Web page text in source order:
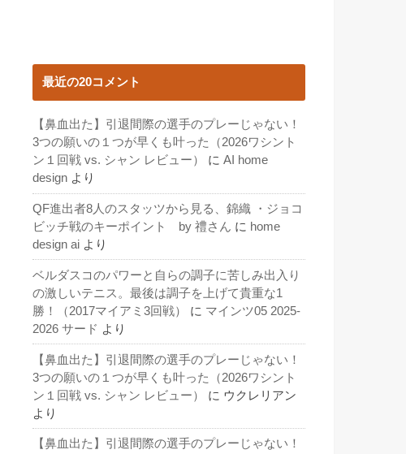
最近の20コメント
【鼻血出た】引退間際の選手のプレーじゃない！
3つの願いの１つが早くも叶った（2026ワシント
ン１回戦 vs. シャン レビュー）
に AI home
design より
QF進出者8人のスタッツから見る、錦織 ・ジョコ
ビッチ戦のキーポイント by 禮さん に home
design ai より
ベルダスコのパワーと自らの調子に苦しみ出入り
の激しいテニス。最後は調子を上げて貴重な1
勝！（2017マイアミ3回戦）
に マインツ05 2025-
2026 サード より
【鼻血出た】引退間際の選手のプレーじゃない！
3つの願いの１つが早くも叶った（2026ワシント
ン１回戦 vs. シャン レビュー）
に ウクレリアン
より
【鼻血出た】引退間際の選手のプレーじゃない！